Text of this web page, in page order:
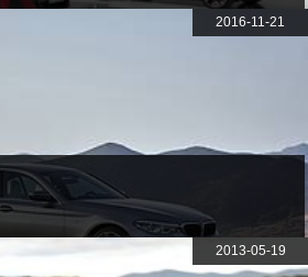
2016-11-21
2013-05-19